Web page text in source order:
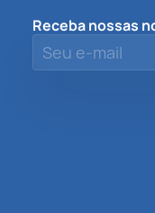
Receba nossas